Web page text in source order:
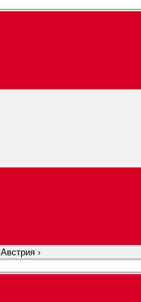
Австрия ›